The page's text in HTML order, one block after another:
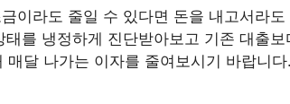
이라도 줄일 수 있다면 돈을 내고서라
를 냉정하게 진단받아보고 기존 대출
달 나가는 이자를 줄여보시기 바랍니다.